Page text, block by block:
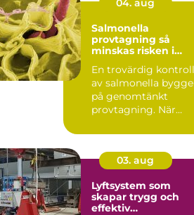
04. aug
Salmonella
provtagning så
minskas risken i
En trovärdig kontroll
av salmonella
på genomtänkt
provtagning. När
i...
03. aug
Lyftsystem som
skapar trygg och
effektiv